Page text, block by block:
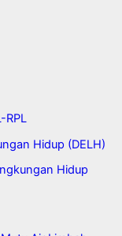
RPL
Hidup (DELH)
Hidup